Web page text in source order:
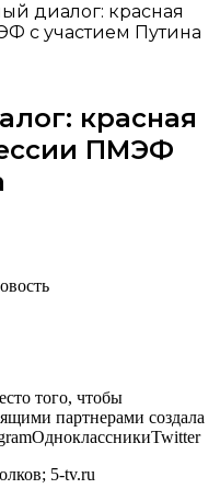
диалог: красная
с участием Путина
красная
ПМЭФ
того, чтобы
партнерами создала
5-tv.ru